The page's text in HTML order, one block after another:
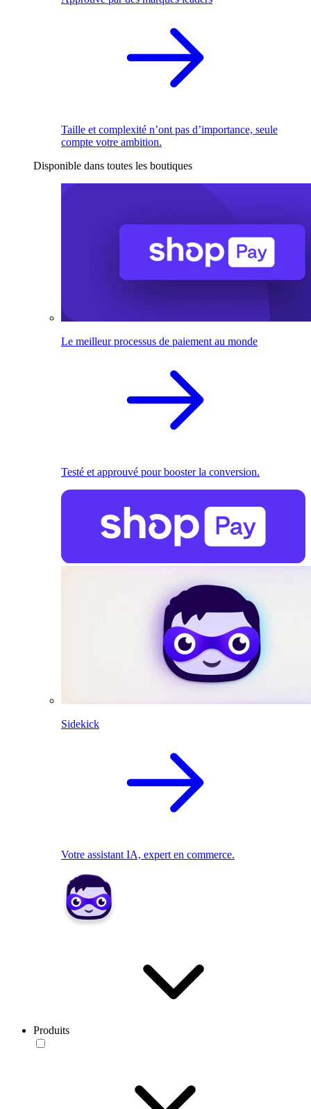
Taille et complexité n’ont pas d’importance, seule
compte votre ambition.
Disponible dans toutes les boutiques
Le meilleur processus de paiement au monde
Testé et approuvé pour booster la conversion.
Sidekick
Votre assistant IA, expert en commerce.
Produits